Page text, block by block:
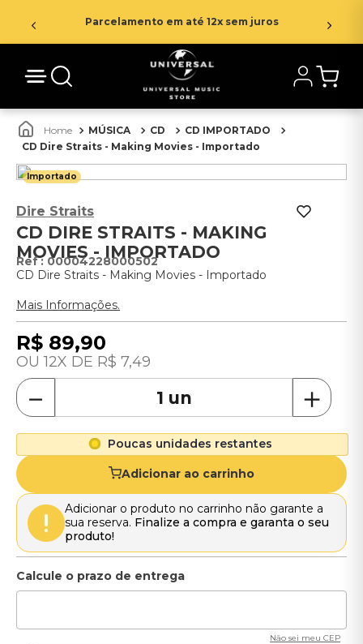
Parcelamento em até 12x sem juros
MÚSICA CD
CD IMPORTADO
CD Dire Straits - Making Movies - Importado
Importado
Dire Straits
CD DIRE STRAITS - MAKING
MOVIES - IMPORTADO
:00004228000502
CD Dire Straits - Making Movies - Importado
Mais Informações.
R$ 89,90
12 R$ 7,49
＋
－
Poucas unidades restantes
Adicionar ao carrinho
Adicionar o produto no carrinho não garante a
sua reserva. Finalize a compra e garanta o seu
produto!
Não sei meu CEP